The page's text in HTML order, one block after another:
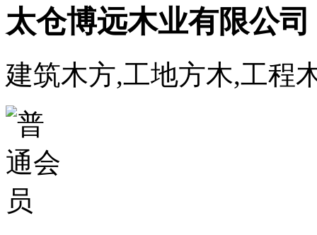
太仓博远木业有限公司
建筑木方,工地方木,工程